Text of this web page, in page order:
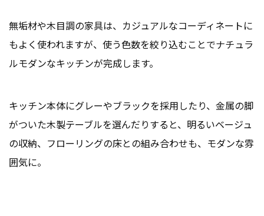
無垢材や木目調の家具は、カジュアルなコーディネートに
もよく使われますが、使う色数を絞り込むことでナチュラ
ルモダンなキッチンが完成します。
キッチン本体にグレーやブラックを採用したり、金属の脚
がついた木製テーブルを選んだりすると、明るいベージュ
の収納、フローリングの床との組み合わせも、モダンな雰
囲気に。